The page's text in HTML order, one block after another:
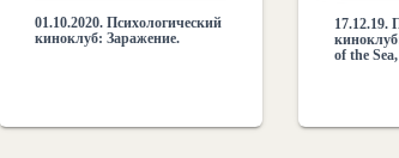
01.10.2020. Психологический
киноклуб: Заражение.
17.12.19.
of the